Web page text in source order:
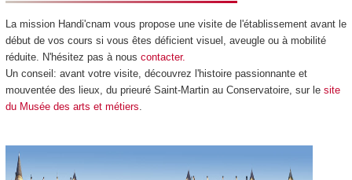
La mission Handi'cnam vous propose une visite de l'établissement avant le
début de vos cours si vous êtes déficient visuel, aveugle ou à mobilité
réduite. N'hésitez pas à nous contacter.
Un conseil: avant votre visite, découvrez l'histoire passionnante et
mouventée des lieux, du prieuré Saint-Martin au Conservatoire, sur le site
du Musée des arts et métiers.